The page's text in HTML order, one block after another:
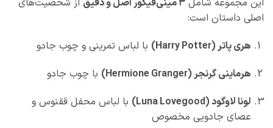
این مجموعه شامل۳ مینی‌فیگور اصل و دقیق
از شخصیت‌های
اصلی داستان است:
هری پاتر (Harry Potter)
با لباس تمرینی و چوب جادو
هرماینی گرنجر (Hermione Granger)
با چوب جادو
لونا لاوگود (Luna Lovegood)
با لباس محفل ققنوس و
عصای جادویی مخصوص